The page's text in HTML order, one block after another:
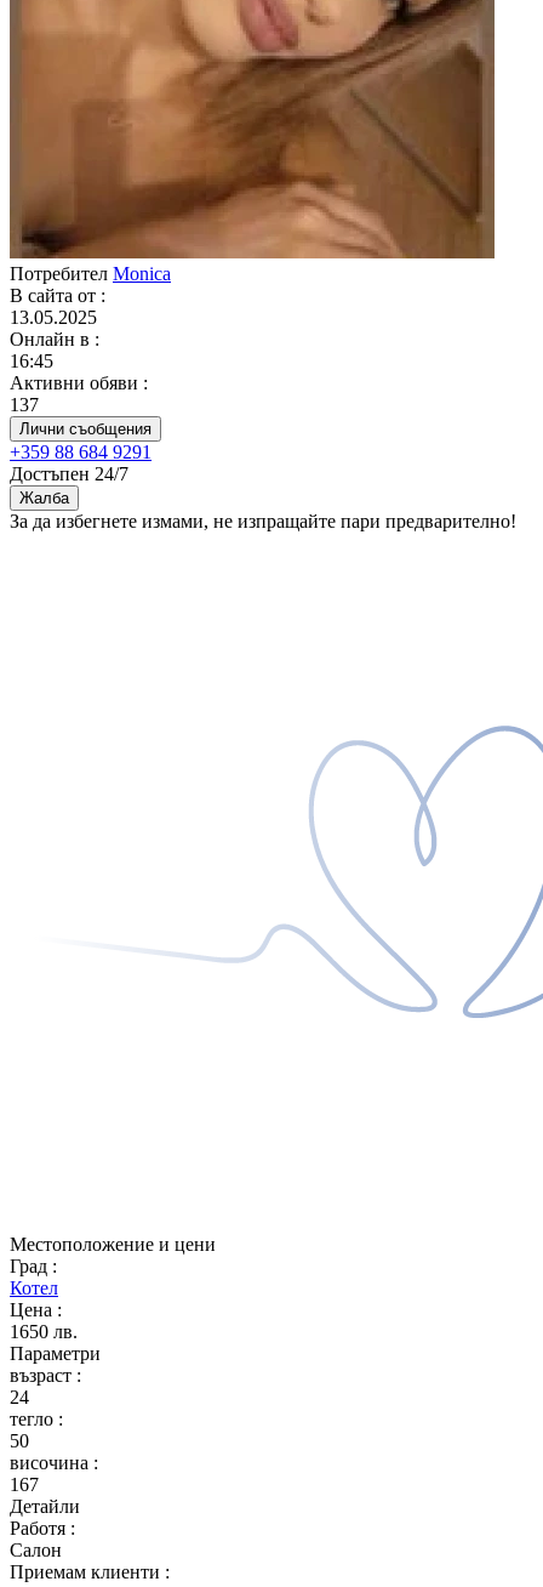
Потребител Monica
В сайта от :
13.05.2025
Онлайн в :
16:45
Активни обяви :
137
Лични съобщения
+359 88 684 9291
Достъпен 24/7
Жалба
За да избегнете измами, не изпращайте пари предварително!
Местоположение и цени
Град :
Котел
Цена :
1650 лв.
Параметри
възраст :
24
тегло :
50
височина :
167
Детайли
Работя :
Салон
Приемам клиенти :